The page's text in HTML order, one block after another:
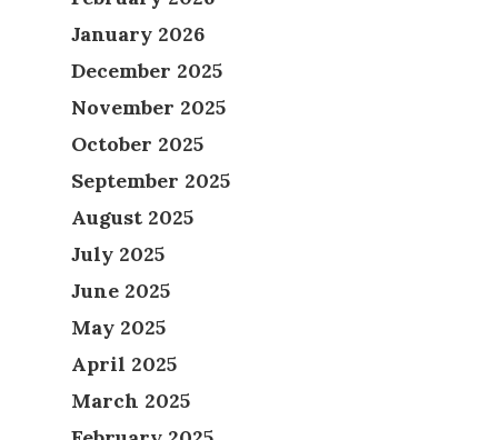
January 2026
December 2025
November 2025
October 2025
September 2025
August 2025
July 2025
June 2025
May 2025
April 2025
March 2025